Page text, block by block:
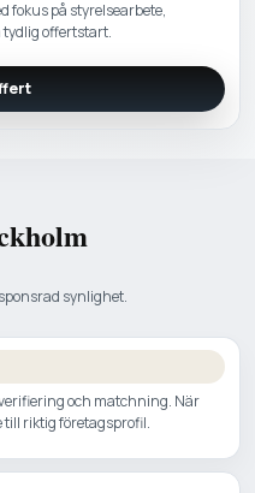
fokus på styrelsearbete,
tydlig offertstart.
synlighet.
och matchning. När
riktig företagsprofil.